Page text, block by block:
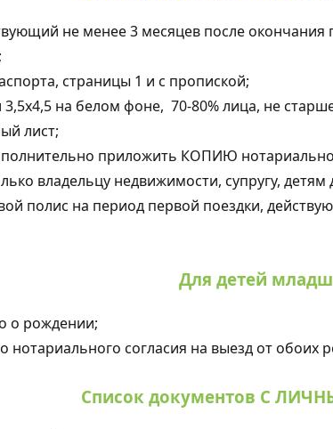
не менее 3 месяцев после
страницы 1 и с пропиской;
на белом фоне, 70-80% лица, не
лист;
приложить КОПИЮ
владельцу недвижимости, супругу,
полис на период первой поездки,
Для детей
о рождении;
нотариального согласия на выезд от обоих
Список документов С